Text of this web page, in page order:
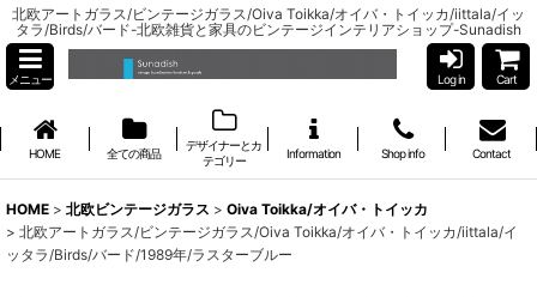
北欧アートガラス/ビンテージガラス/Oiva Toikka/オイバ・トイッカ/iittala/イッ
タラ/Birds/バード-北欧雑貨と家具のビンテージインテリアショップ-Sunadish
メニュー Log in Cart
HOME 全ての商品
デザイナーとカ
テゴリー
Information Shop info Contact
HOME > 北欧ビンテージガラス > Oiva Toikka/オイバ・トイッカ
> 北欧アートガラス/ビンテージガラス/Oiva Toikka/オイバ・トイッカ/iittala/イ
ッタラ/Birds/バード/1989年/ラスターブルー